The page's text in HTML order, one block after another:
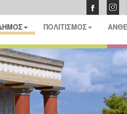
ΠΟΛΙΤΙΣΜΟΣ